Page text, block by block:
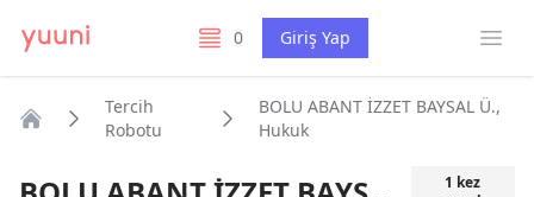
0
listelerim Giriş Yap
Tercih
Robotu
BOLU ABANT İZZET BAYSAL Ü.,
Hukuk
1 kez